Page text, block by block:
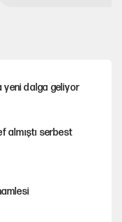
yeni dalga geliyor
almıştı serbest